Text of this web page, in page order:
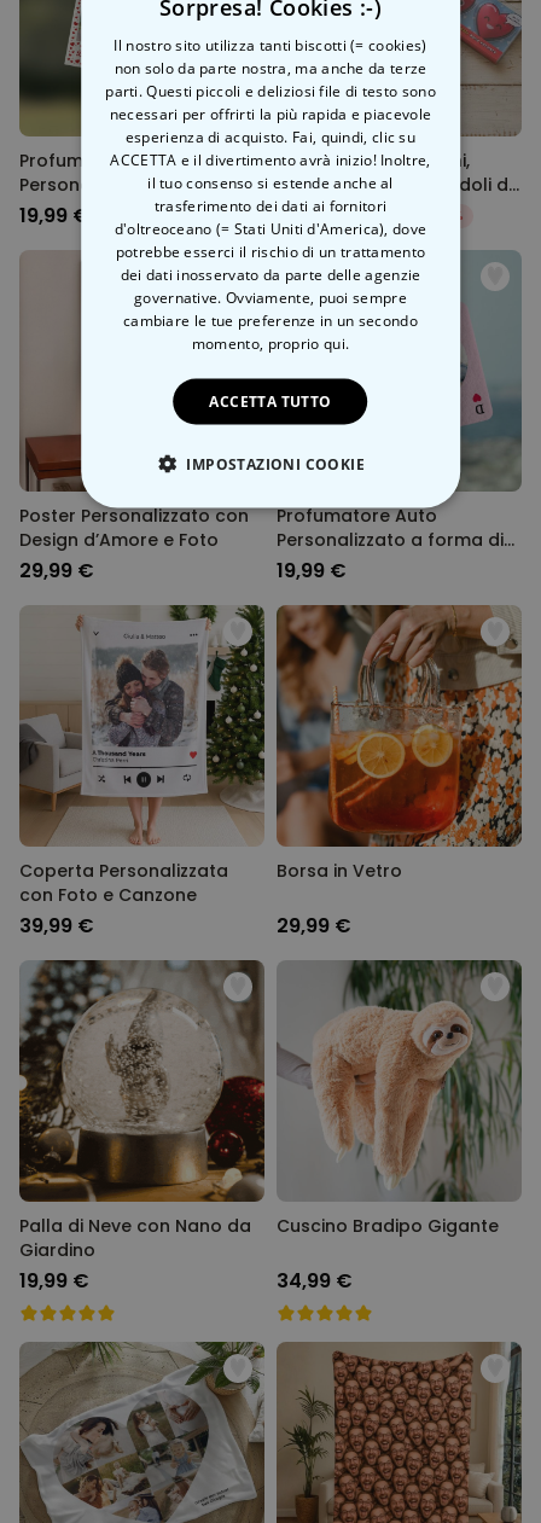
Profumatore Auto
Personalizzato Set da 2 in
stile Polaroid con Cuori
19,99 €
Set regalo con calzini,
scaldamani e coriandoli da
bagno
32,27 € 37,97 € -15%
Poster Personalizzato con
Design d’Amore e Foto
29,99 €
Profumatore Auto
Personalizzato a forma di
Cuore con Foto Set da 2
19,99 €
Coperta Personalizzata
con Foto e Canzone
39,99 €
Borsa in Vetro
29,99 €
Palla di Neve con Nano da
Giardino
19,99 €
Cuscino Bradipo Gigante
34,99 €
Sorpresa! Cookies :-)
Il nostro sito utilizza tanti biscotti (= cookies)
non solo da parte nostra, ma anche da terze
parti. Questi piccoli e deliziosi file di testo sono
necessari per offrirti la più rapida e piacevole
esperienza di acquisto. Fai, quindi, clic su
ACCETTA e il divertimento avrà inizio! Inoltre,
il tuo consenso si estende anche al
trasferimento dei dati ai fornitori
d'oltreoceano (= Stati Uniti d'America), dove
potrebbe esserci il rischio di un trattamento
dei dati inosservato da parte delle agenzie
governative. Ovviamente, puoi sempre
cambiare le tue preferenze in un secondo
momento, proprio qui.
ACCETTA TUTTO
IMPOSTAZIONI COOKIE
STRETTAMENTE NECESSARIO
MARKETING
NON CLASSIFICATO